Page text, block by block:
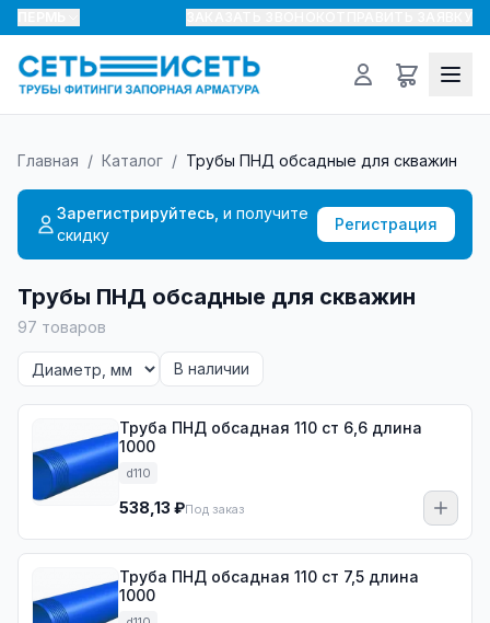
Главная / Каталог / Трубы ПНД обсадные для скважин
Зарегистрируйтесь, и получите
скидку
Регистрация
Трубы ПНД обсадные для скважин
97 товаров
В наличии
Труба ПНД обсадная 110 ст 6,6 длина
1000
d110
538,13 ₽Под заказ
Труба ПНД обсадная 110 ст 7,5 длина
1000